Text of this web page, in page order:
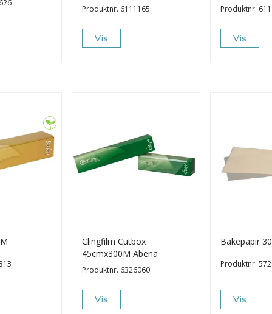
Produktnr. 6111165
Vis
Produktnr.
Vis
Clingfilm Cutbox
45cmx300M Abena
Produktnr. 6326060
Vis
Bakepapir
Produktnr.
Vis